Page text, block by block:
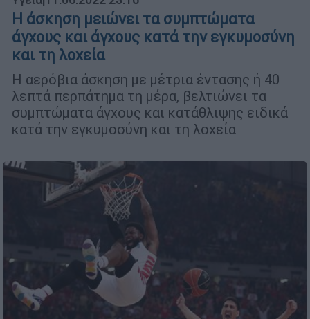
Η άσκηση μειώνει τα συμπτώματα
άγχους και άγχους κατά την εγκυμοσύνη
και τη λοχεία
Η αερόβια άσκηση με μέτρια έντασης ή 40
λεπτά περπάτημα τη μέρα, βελτιώνει τα
συμπτώματα άγχους και κατάθλιψης ειδικά
κατά την εγκυμοσύνη και τη λοχεία